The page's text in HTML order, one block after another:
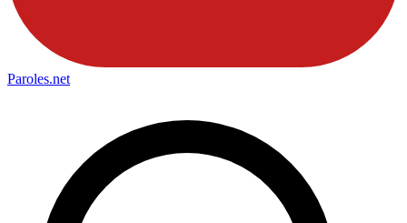
Paroles.net